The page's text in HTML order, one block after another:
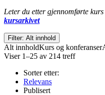
Leter du etter gjennomførte
kursarkivet
Filter: Alt innhold
Alt innholdKurs og konferanser
Viser 1–25 av 214 treff
Sorter etter:
Relevans
Publisert